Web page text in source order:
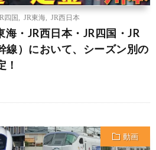
四国 JR東海 JR西日本
・JR西日本・JR四国・JR
線）において、シーズン別の
！
動画